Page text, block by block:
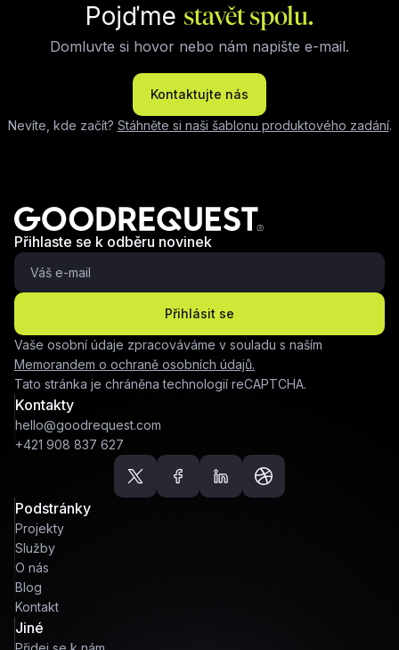
Pojďmestavět spolu.
Domluvte si hovor nebo nám napište e-mail.
Kontaktujte nás
Nevíte, kde začít? Stáhněte si naši šablonu produktového zadání.
Přihlaste se k odběru novinek
Přihlásit se
Vaše osobní údaje zpracováváme v souladu s naším
Memorandem o ochraně osobních údajů.
Tato stránka je chráněna technologií reCAPTCHA.
Kontakty
hello@goodrequest.com
+421 908 837 627
Podstránky
Projekty
Služby
O nás
Blog
Kontakt
Jiné